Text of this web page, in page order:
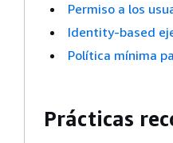
Permiso a los
Identity-based
Política mínima
Prácticas